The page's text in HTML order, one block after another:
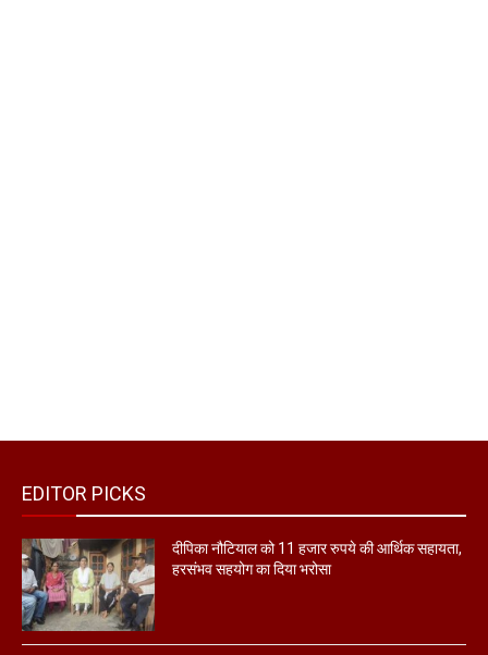
EDITOR PICKS
दीपिका नौटियाल को 11 हजार रुपये की आर्थिक सहायता,
हरसंभव सहयोग का दिया भरोसा